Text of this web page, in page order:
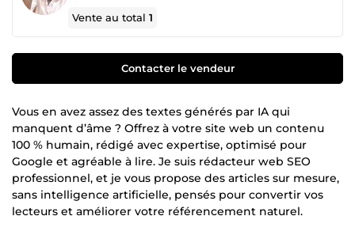
Vente au total1
Contacter le vendeur
Vous en avez assez des textes générés par IA qui
manquent d’âme ? Offrez à votre site web un contenu
100 % humain, rédigé avec expertise, optimisé pour
Google et agréable à lire. Je suis rédacteur web SEO
professionnel, et je vous propose des articles sur mesure,
sans intelligence artificielle, pensés pour convertir vos
lecteurs et améliorer votre référencement naturel.